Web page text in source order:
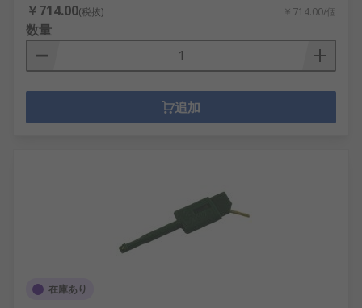
￥714.00(税抜) ￥714.00/個
数量
追加
在庫あり